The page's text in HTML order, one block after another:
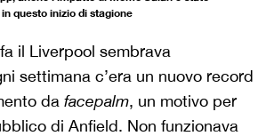
questo inizio di stagione
il Liverpool sembrava
settimana c’era un nuovo record
da facepalm, un motivo per
di Anfield. Non funzionava